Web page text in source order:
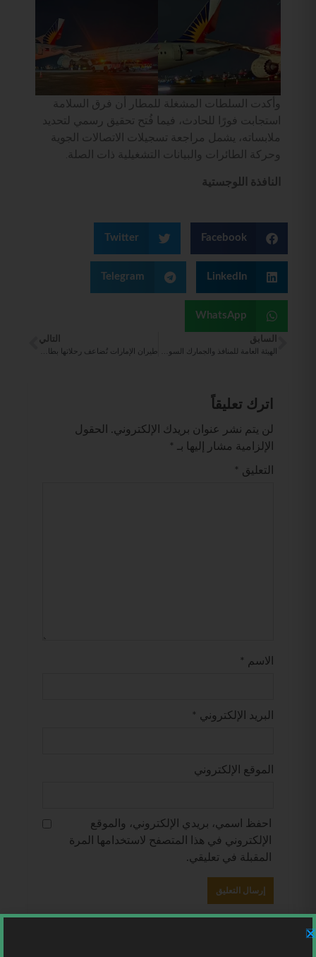
وأكدت السلطات المشغلة للمطار أن فرق السلامة
استجابت فورًا للحادث، فيما فُتح تحقيق رسمي لتحديد
ملابساته، يشمل مراجعة تسجيلات الاتصالات الجوية
وحركة الطائرات والبيانات التشغيلية ذات الصلة.
النافذة اللوجستية
Facebook
Twitter
LinkedIn
Telegram
WhatsApp
السابق التالي
اترك تعليقاً
لن يتم نشر عنوان بريدك الإلكتروني.
الحقول
الإلزامية مشار إليها بـ
*
التعليق *
الاسم *
البريد الإلكتروني *
الموقع الإلكتروني
احفظ اسمي، بريدي الإلكتروني، والموقع
الإلكتروني في هذا المتصفح لاستخدامها المرة
المقبلة في تعليقي.